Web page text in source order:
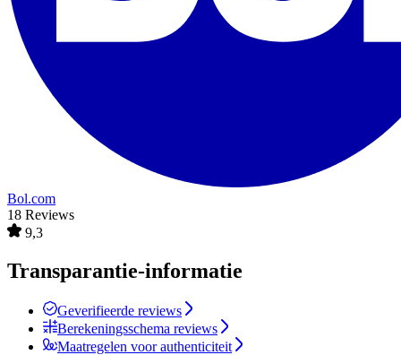
Bol.com
18 Reviews
9,3
Transparantie-informatie
Geverifieerde reviews
Berekeningsschema reviews
Maatregelen voor authenticiteit